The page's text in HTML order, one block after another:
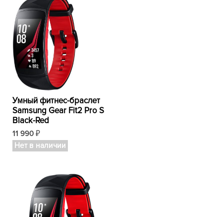
Умный фитнес-браслет
Samsung Gear Fit2 Pro S
Black-Red
11 990 ₽
Нет в наличии